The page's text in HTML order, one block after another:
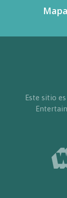
Este sitio